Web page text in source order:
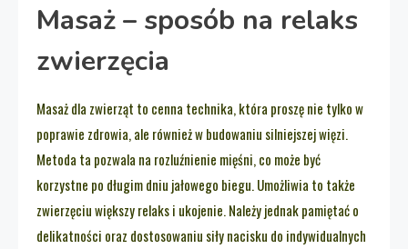
Masaż – sposób na relaks
zwierzęcia
Masaż dla zwierząt to cenna technika, która proszę nie tylko w
poprawie zdrowia, ale również w budowaniu silniejszej więzi.
Metoda ta pozwala na rozluźnienie mięśni, co może być
korzystne po długim dniu jałowego biegu. Umożliwia to także
zwierzęciu większy relaks i ukojenie. Należy jednak pamiętać o
delikatności oraz dostosowaniu siły nacisku do indywidualnych